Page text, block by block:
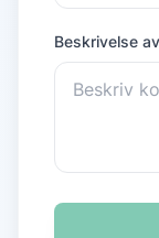
Beskrivelse